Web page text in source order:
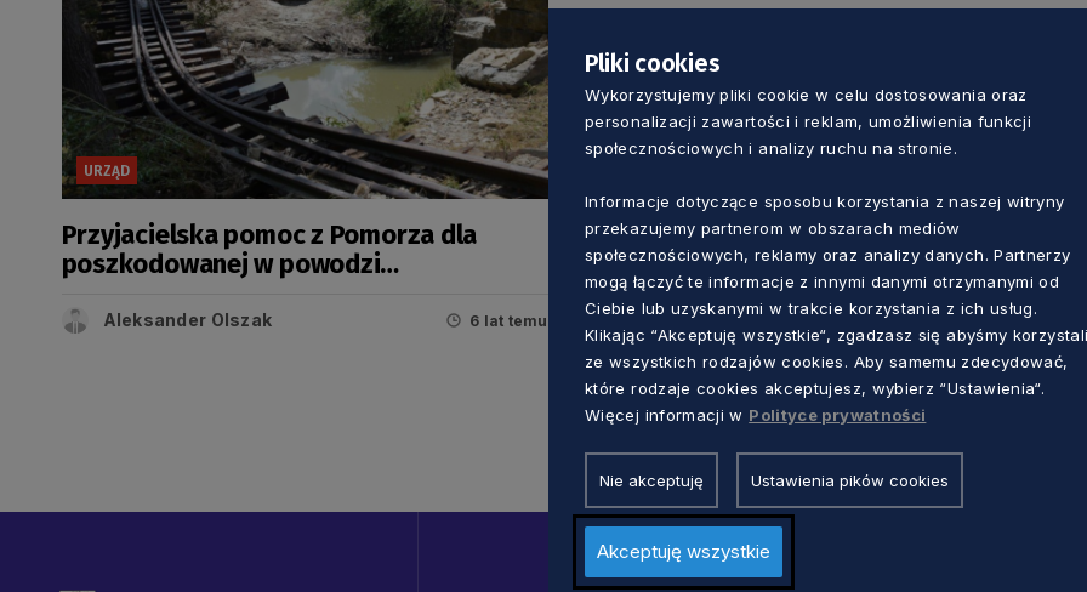
URZĄD
Przyjacielska pomoc z Pomorza dla
poszkodowanej w powodzi
Aleksander Olszak 6 lat temu
Pliki cookies
Wykorzystujemy pliki cookie w celu dostosowania oraz
personalizacji zawartości i reklam, umożliwienia funkcji
społecznościowych i analizy ruchu na stronie.
Informacje dotyczące sposobu korzystania z naszej witryny
przekazujemy partnerom w obszarach mediów
społecznościowych, reklamy oraz analizy danych. Partnerzy
mogą łączyć te informacje z innymi danymi otrzymanymi od
Ciebie lub uzyskanymi w trakcie korzystania z ich usług.
Klikając “Akceptuję wszystkie“, zgadzasz się abyśmy
ze wszystkich rodzajów cookies. Aby samemu zdecydować,
które rodzaje cookies akceptujesz, wybierz “Ustawienia“.
Więcej informacji w Polityce prywatności
Nie akceptuję Ustawienia pików cookies
Akceptuję wszystkie